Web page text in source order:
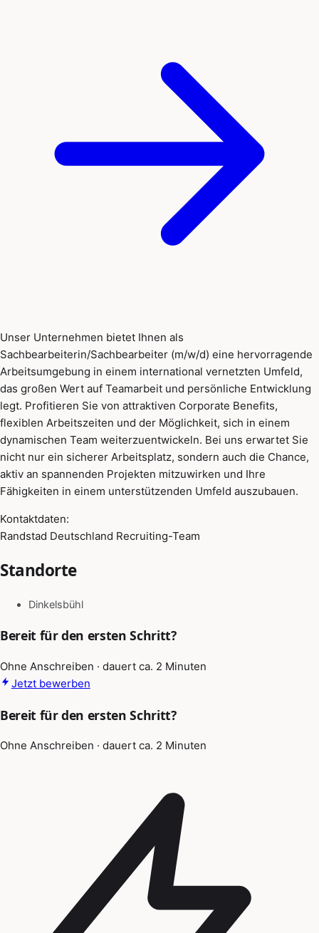
Unser Unternehmen bietet Ihnen als
Sachbearbeiterin/Sachbearbeiter (m/w/d) eine hervorragende
Arbeitsumgebung in einem international vernetzten Umfeld,
das großen Wert auf Teamarbeit und persönliche Entwicklung
legt. Profitieren Sie von attraktiven Corporate Benefits,
flexiblen Arbeitszeiten und der Möglichkeit, sich in einem
dynamischen Team weiterzuentwickeln. Bei uns erwartet Sie
nicht nur ein sicherer Arbeitsplatz, sondern auch die Chance,
aktiv an spannenden Projekten mitzuwirken und Ihre
Fähigkeiten in einem unterstützenden Umfeld auszubauen.
Kontaktdaten:
Randstad Deutschland Recruiting-Team
Standorte
Dinkelsbühl
Bereit für den ersten Schritt?
Ohne Anschreiben · dauert ca. 2 Minuten
Jetzt bewerben
Bereit für den ersten Schritt?
Ohne Anschreiben · dauert ca. 2 Minuten